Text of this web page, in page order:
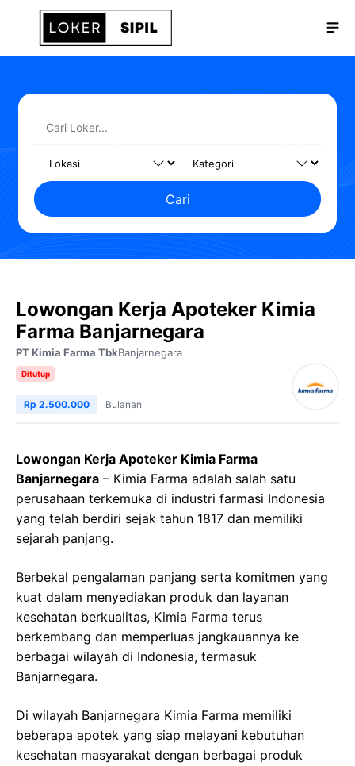
Langsung
Cari
Lowongan Kerja Apoteker Kimia
Farma Banjarnegara
PT Kimia Farma TbkBanjarnegara
Ditutup
Rp 2.500.000 Bulanan
Lowongan Kerja Apoteker Kimia Farma
Banjarnegara – Kimia Farma adalah salah satu
perusahaan terkemuka di industri farmasi Indonesia
yang telah berdiri sejak tahun 1817 dan memiliki
sejarah panjang.
Berbekal pengalaman panjang serta komitmen yang
kuat dalam menyediakan produk dan layanan
kesehatan berkualitas, Kimia Farma terus
berkembang dan memperluas jangkauannya ke
berbagai wilayah di Indonesia, termasuk
Banjarnegara.
Di wilayah Banjarnegara Kimia Farma memiliki
beberapa apotek yang siap melayani kebutuhan
kesehatan masyarakat dengan berbagai produk